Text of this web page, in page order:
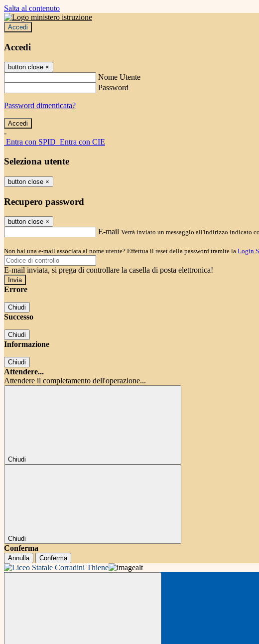
Salta al contenuto
Accedi
Accedi
button close ×
Nome Utente
Password
Password dimenticata?
-
Entra con SPID Entra con CIE
Seleziona utente
button close ×
Recupero password
button close ×
E-mail Verrà inviato un messaggio all'indirizzo indicato
Non hai una e-mail associata al nome utente? Effettua il reset della password tramite la Login
E-mail inviata, si prega di controllare la casella di posta elettronica!
Errore
Chiudi
Successo
Chiudi
Informazione
Chiudi
Attendere...
Attendere il completamento dell'operazione...
Chiudi
Chiudi
Conferma
Annulla Conferma